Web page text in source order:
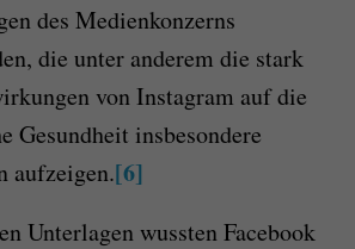
des Medienkonzerns
die unter anderem die stark
von Instagram auf die
Gesundheit insbesondere
aufzeigen.[6]
Unterlagen wussten Facebook